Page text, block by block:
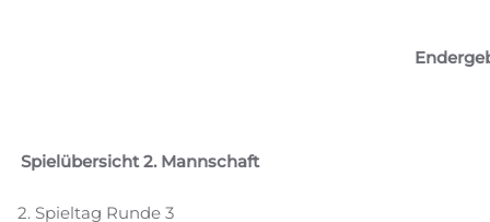
Spielübersicht 2. Mannschaft
2. Spieltag Runde 3